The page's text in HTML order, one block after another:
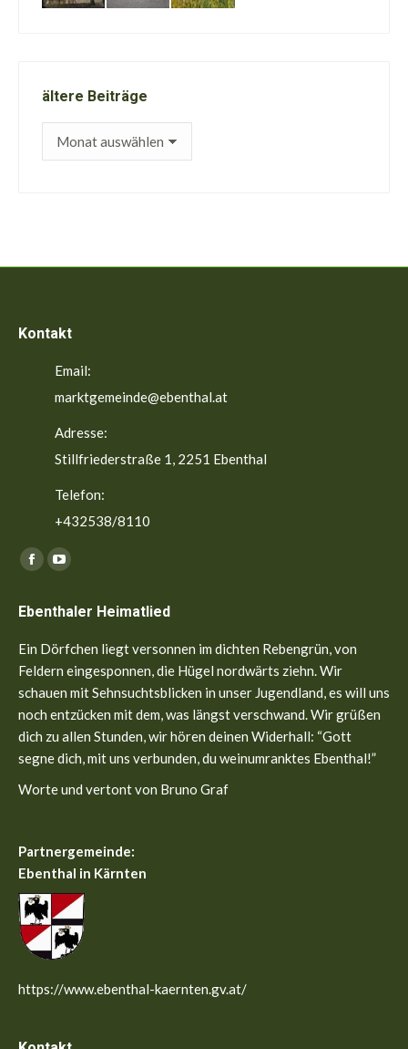
ältere Beiträge
ältere
Kontakt
Email:
marktgemeinde@ebenthal.at
Adresse:
Stillfriederstraße 1, 2251 Ebenthal
Telefon:
+432538/8110
Finden Sie uns auf:
Facebook
opens
in
new
window
YouTube
opens
in
new
window
Ebenthaler Heimatlied
Ein Dörfchen liegt versonnen im dichten Rebengrün, von
Feldern eingesponnen, die Hügel nordwärts ziehn. Wir
schauen mit Sehnsuchtsblicken in unser Jugendland, es will uns
noch entzücken mit dem, was längst verschwand. Wir grüßen
dich zu allen Stunden, wir hören deinen Widerhall: “Gott
segne dich, mit uns verbunden, du weinumranktes Ebenthal!”
Worte und vertont von Bruno Graf
Partnergemeinde:
Ebenthal in Kärnten
https://www.ebenthal-kaernten.gv.at/